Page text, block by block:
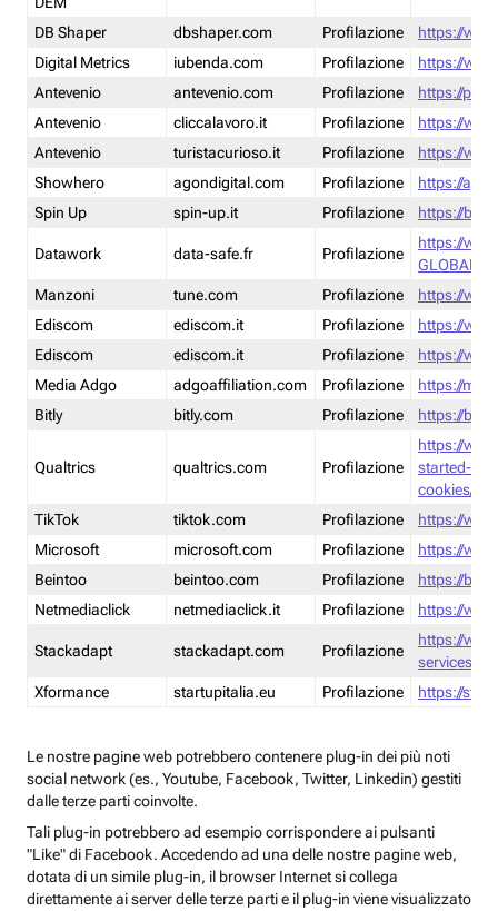
DB Shaper
dbshaper.com Profilazione
https://
Digital Metrics
iubenda.com Profilazione
https://
Antevenio
antevenio.com Profilazione
https://
Antevenio
cliccalavoro.it Profilazione
https://
Antevenio
turistacurioso.it Profilazione
https://
Showhero
agondigital.com Profilazione
https://
Spin Up
spin-up.it Profilazione https://
Datawork data-safe.fr Profilazione
https://
GLOBAL-
Manzoni
tune.com Profilazione
https://
Ediscom
ediscom.it Profilazione
https://
Ediscom
ediscom.it Profilazione
https://
Media Adgo
adgoaffiliation.com Profilazione
https://
Bitly
bitly.com Profilazione https://
Qualtrics qualtrics.com Profilazione
https://
started-
cookies/
TikTok
tiktok.com Profilazione
https://
Microsoft
microsoft.com Profilazione
https://
Beintoo
beintoo.com Profilazione
https://
Netmediaclick
netmediaclick.it Profilazione https://
Stackadapt stackadapt.com Profilazione
https://
services-
Xformance
startupitalia.eu Profilazione https://
Le nostre pagine web potrebbero contenere plug-in dei più noti
social network (es., Youtube, Facebook, Twitter, Linkedin) gestiti
dalle terze parti coinvolte.
Tali plug-in potrebbero ad esempio corrispondere ai pulsanti
"Like" di Facebook. Accedendo ad una delle nostre pagine web,
dotata di un simile plug-in, il browser Internet si collega
direttamente ai server delle terze parti e il plug-in viene visualizzato